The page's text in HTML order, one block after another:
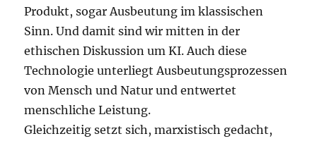
Produkt, sogar Ausbeutung im klassischen
Sinn. Und damit sind wir mitten in der
ethischen Diskussion um KI. Auch diese
Technologie unterliegt Ausbeutungsprozessen
von Mensch und Natur und entwertet
menschliche Leistung.
Gleichzeitig setzt sich, marxistisch gedacht,